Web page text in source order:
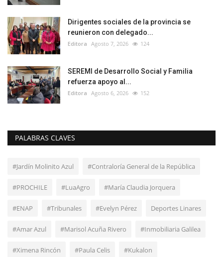
Dirigentes sociales de la provincia se
reunieron con delegado...
Editora Agosto 7, 2026 124
SEREMI de Desarrollo Social y Familia
refuerza apoyo al...
Editora Agosto 6, 2026 152
PALABRAS CLAVES
#Jardín Molinito Azul #Contraloría General de la República
#PROCHILE #LuaAgro #María Claudia Jorquera
#ENAP #Tribunales #Evelyn Pérez Deportes Linares
#Amar Azul #Marisol Acuña Rivero #Inmobiliaria Galilea
#Ximena Rincón #Paula Celis #Kukalon